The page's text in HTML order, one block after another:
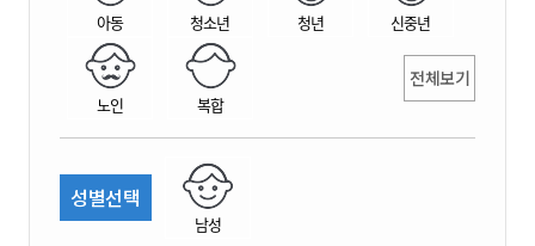
아동 청소년 청년 신중년
노인 복합
전체보기
성별선택
남성